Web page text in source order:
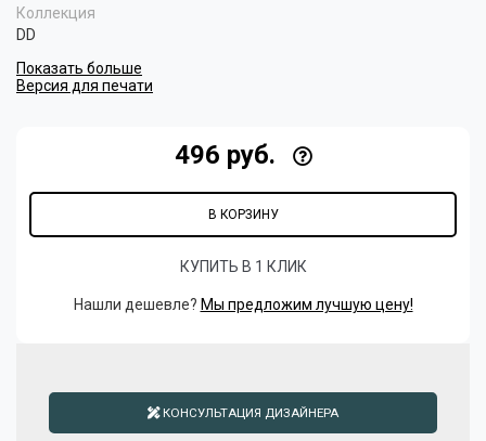
Цветные плинтусы
Коллекция
DD
Показать больше
Версия для печати
496 руб.
В КОРЗИНУ
КУПИТЬ В 1 КЛИК
Нашли дешевле? Мы предложим лучшую цену!
КОНСУЛЬТАЦИЯ ДИЗАЙНЕРА